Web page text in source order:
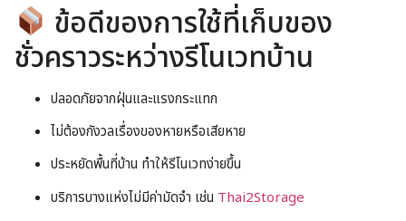
ข้อดีของการใช้ที่เก็บของ
ชั่วคราวระหว่างรีโนเวทบ้าน
ปลอดภัยจากฝุ่นและแรงกระแทก
ไม่ต้องกังวลเรื่องของหายหรือเสียหาย
ประหยัดพื้นที่บ้าน ทำให้รีโนเวทง่ายขึ้น
บริการบางแห่งไม่มีค่ามัดจำ เช่น Thai2Storage